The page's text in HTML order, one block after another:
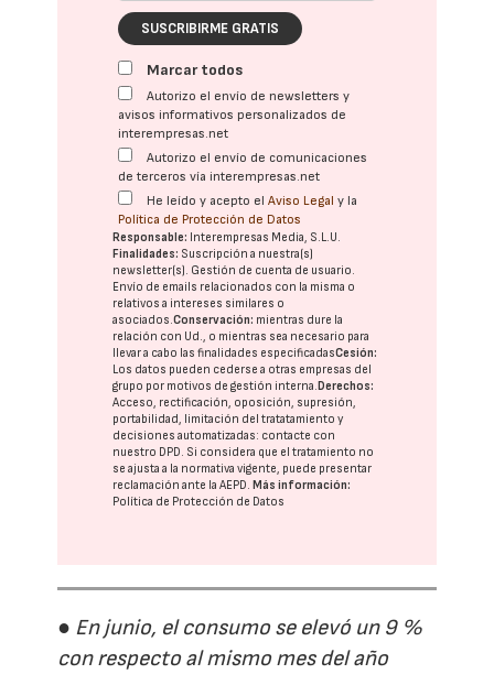
SUSCRIBIRME GRATIS
Marcar todos
Autorizo el envío de newsletters y
avisos informativos personalizados de
interempresas.net
Autorizo el envío de comunicaciones
de terceros vía interempresas.net
He leído y acepto elAviso Legal y la
Política de Protección de Datos
Responsable: Interempresas Media, S.L.U.
Finalidades: Suscripción a nuestra(s)
newsletter(s). Gestión de cuenta de usuario.
Envío de emails relacionados con la misma o
relativos a intereses similares o
asociados.Conservación: mientras dure la
relación con Ud., o mientras sea necesario para
llevar a cabo las finalidades especificadasCesión:
Los datos pueden cederse a otras empresas del
grupo por motivos de gestión interna. Derechos:
Acceso, rectificación, oposición, supresión,
portabilidad, limitación del tratatamiento y
decisiones automatizadas: contacte con
nuestro DPD. Si considera que el tratamiento no
se ajusta a la normativa vigente, puede presentar
reclamación ante laAEPD. Más información:
Política de Protección de Datos
● En junio, el consumo se elevó un 9 %
con respecto al mismo mes del año